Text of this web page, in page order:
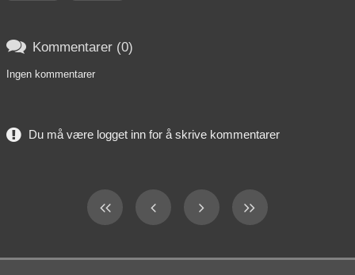
 Kommentarer (0)
Ingen kommentarer
Du må være logget inn for å skrive kommentarer